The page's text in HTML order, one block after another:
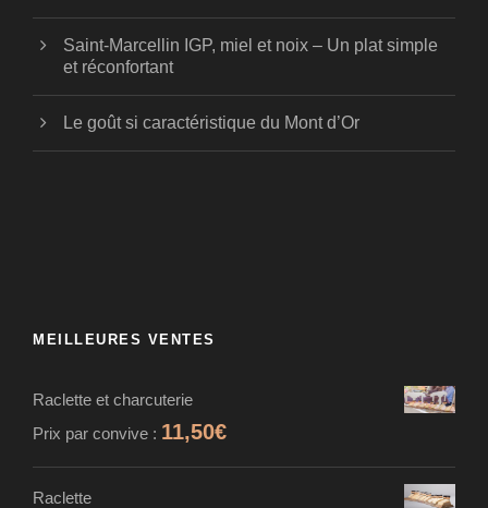
Saint-Marcellin IGP, miel et noix – Un plat simple
et réconfortant
Le goût si caractéristique du Mont d’Or
MEILLEURES VENTES
Raclette et charcuterie
Prix par convive : 11,50€
Raclette